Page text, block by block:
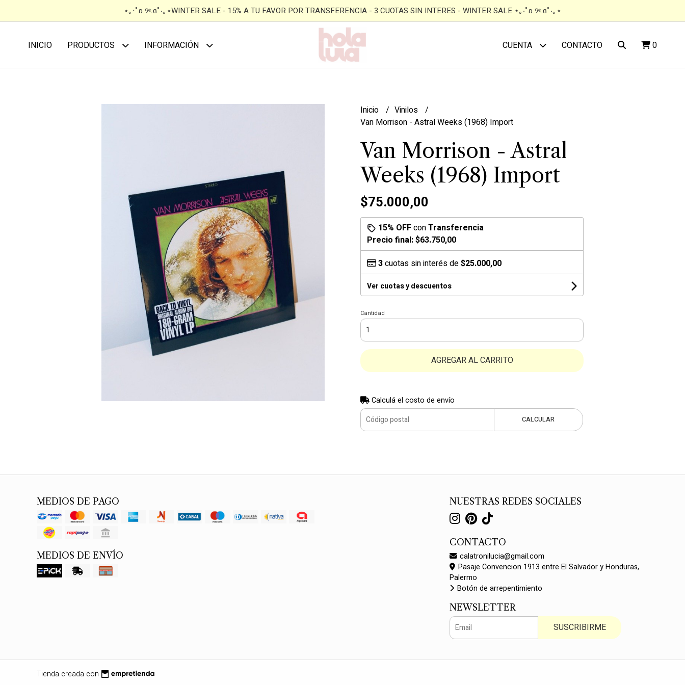
⋆｡‧˚ʚ ୨ৎ ɞ˚‧｡⋆WINTER SALE - 15% A TU FAVOR POR TRANSFERENCIA - 3 CUOTAS SIN INTERES - WINTER SALE ⋆｡‧˚ʚ ୨ৎ ɞ˚‧｡⋆
INICIO PRODUCTOS INFORMACIÓN CUENTA CONTACTO 0
Inicio
Vinilos
Van Morrison - Astral Weeks (1968) Import
Van Morrison - Astral
Weeks (1968) Import
$75.000,00
15% OFFconTransferencia
Precio final:$63.750,00
3cuotas sin interés de$25.000,00
Ver cuotas y descuentos
Cantidad
AGREGAR AL CARRITO
Calculá el costo de envío
CALCULAR
MEDIOS DE PAGO
MEDIOS DE ENVÍO
NUESTRAS REDES SOCIALES
CONTACTO
calatronilucia@gmail.com
Pasaje Convencion 1913 entre El Salvador y Honduras,
Palermo
Botón de arrepentimiento
NEWSLETTER
SUSCRIBIRME
Tienda creada con